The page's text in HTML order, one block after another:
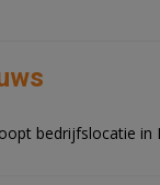
bedrijfslocatie in